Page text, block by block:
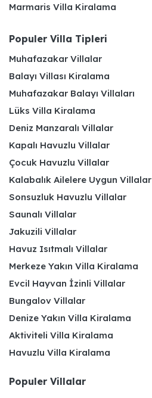
Marmaris Villa Kiralama
Populer Villa Tipleri
Muhafazakar Villalar
Balayı Villası Kiralama
Muhafazakar Balayı Villaları
Lüks Villa Kiralama
Deniz Manzaralı Villalar
Kapalı Havuzlu Villalar
Çocuk Havuzlu Villalar
Kalabalık Ailelere Uygun Villalar
Sonsuzluk Havuzlu Villalar
Saunalı Villalar
Jakuzili Villalar
Havuz Isıtmalı Villalar
Merkeze Yakın Villa Kiralama
Evcil Hayvan İzinli Villalar
Bungalov Villalar
Denize Yakın Villa Kiralama
Aktiviteli Villa Kiralama
Havuzlu Villa Kiralama
Populer Villalar